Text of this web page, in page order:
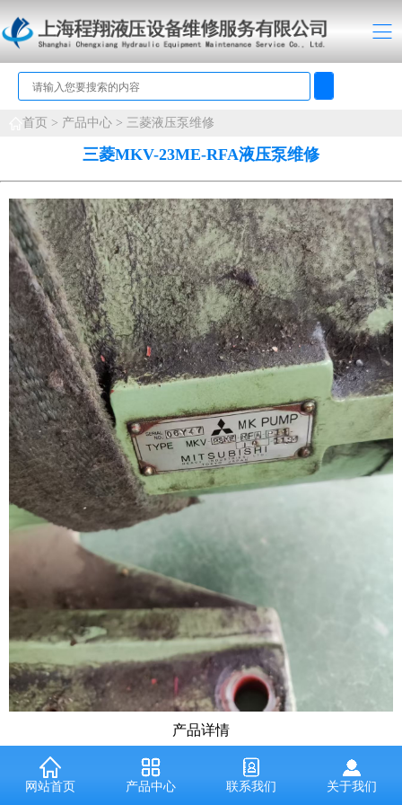
网站首页 产品中心 联系我们 关于我们
首页 > 产品中心 > 三菱液压泵维修
三菱MKV-23ME-RFA液压泵维修
产品详情
三菱MKV-23ME-RFA液压泵：